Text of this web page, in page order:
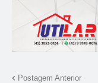
Postagem Anterior